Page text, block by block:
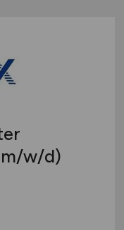
w/d)